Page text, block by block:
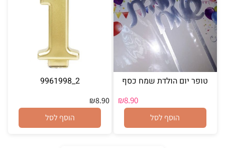
טופר יום הולדת שמח כסף
₪8.90
הוסף לסל
2_9961998
₪8.90
הוסף לסל